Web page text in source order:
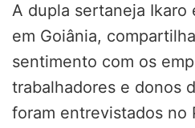
A dupla sertaneja Ikaro
em Goiânia,
sentimento com os
trabalhadores e donos
foram entrevistados no